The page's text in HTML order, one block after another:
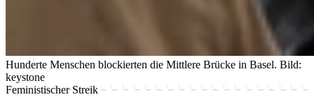
Hunderte Menschen blockierten die Mittlere Brücke in Basel. Bild:
keystone
Feministischer Streik